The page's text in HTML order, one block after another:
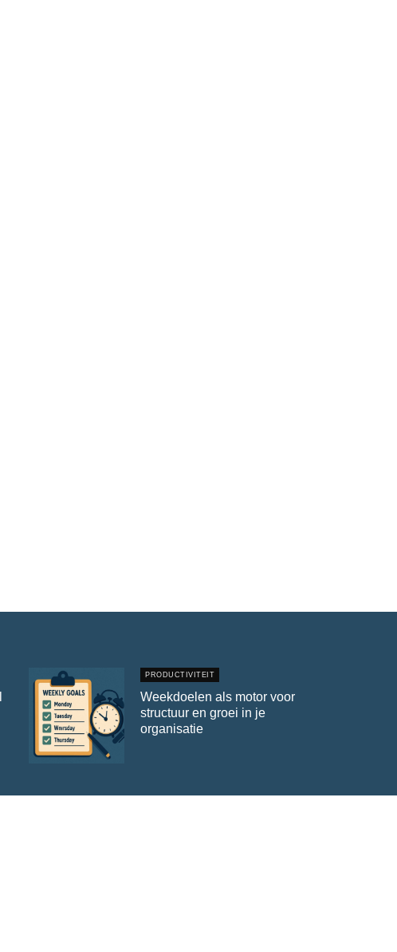
PRODUCTIVITEIT
Weekdoelen als motor voor
structuur en groei in je
organisatie